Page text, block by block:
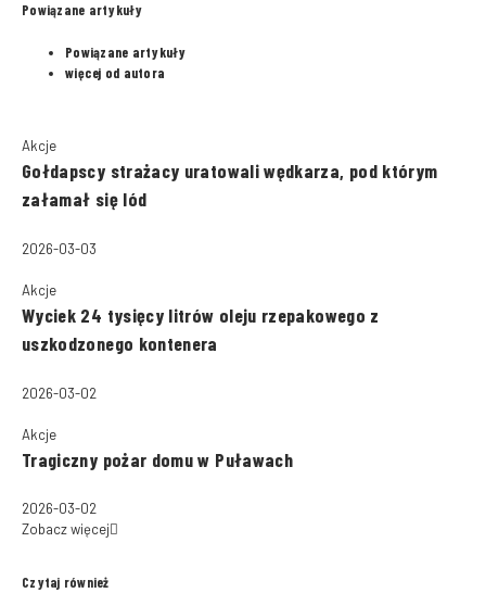
Powiązane artykuły
Powiązane artykuły
więcej od autora
Akcje
Gołdapscy strażacy uratowali wędkarza, pod którym
załamał się lód
2026-03-03
Akcje
Wyciek 24 tysięcy litrów oleju rzepakowego z
uszkodzonego kontenera
2026-03-02
Akcje
Tragiczny pożar domu w Puławach
2026-03-02
Zobacz więcej
Czytaj również